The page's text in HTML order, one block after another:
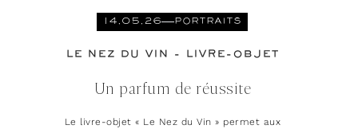
14.05.26 PORTRAITS
LE NEZ DU VIN - LIVRE-OBJET
Un parfum de réussite
Le livre-objet « Le Nez du Vin » permet aux